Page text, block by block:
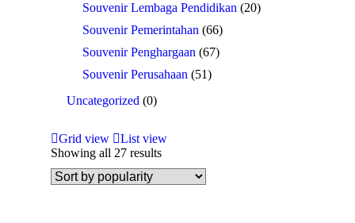
Souvenir Lembaga Pendidikan (20)
Souvenir Pemerintahan (66)
Souvenir Penghargaan (67)
Souvenir Perusahaan (51)
Uncategorized (0)
Grid view
List view
Showing all 27 results